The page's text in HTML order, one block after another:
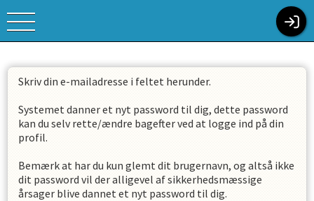
Skriv din e-mailadresse i feltet herunder.
Systemet danner et nyt password til dig, dette password
kan du selv rette/ændre bagefter ved at logge ind på din
profil.
Bemærk at har du kun glemt dit brugernavn, og altså ikke
dit password vil der alligevel af sikkerhedsmæssige
årsager blive dannet et nyt password til dig.